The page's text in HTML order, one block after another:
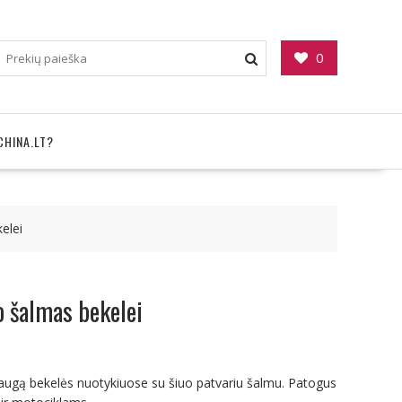
0
bekelei
bekelės nuotykiuose su šiuo patvariu šalmu. Patogus